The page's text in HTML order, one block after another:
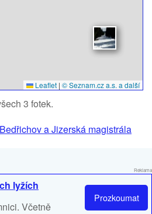
Leaflet | © Seznam.cz a.s. a další
3 fotek.
Bedřichov a Jizerská magistrála
Reklama
Prozkoumat
lyžích
Včetně